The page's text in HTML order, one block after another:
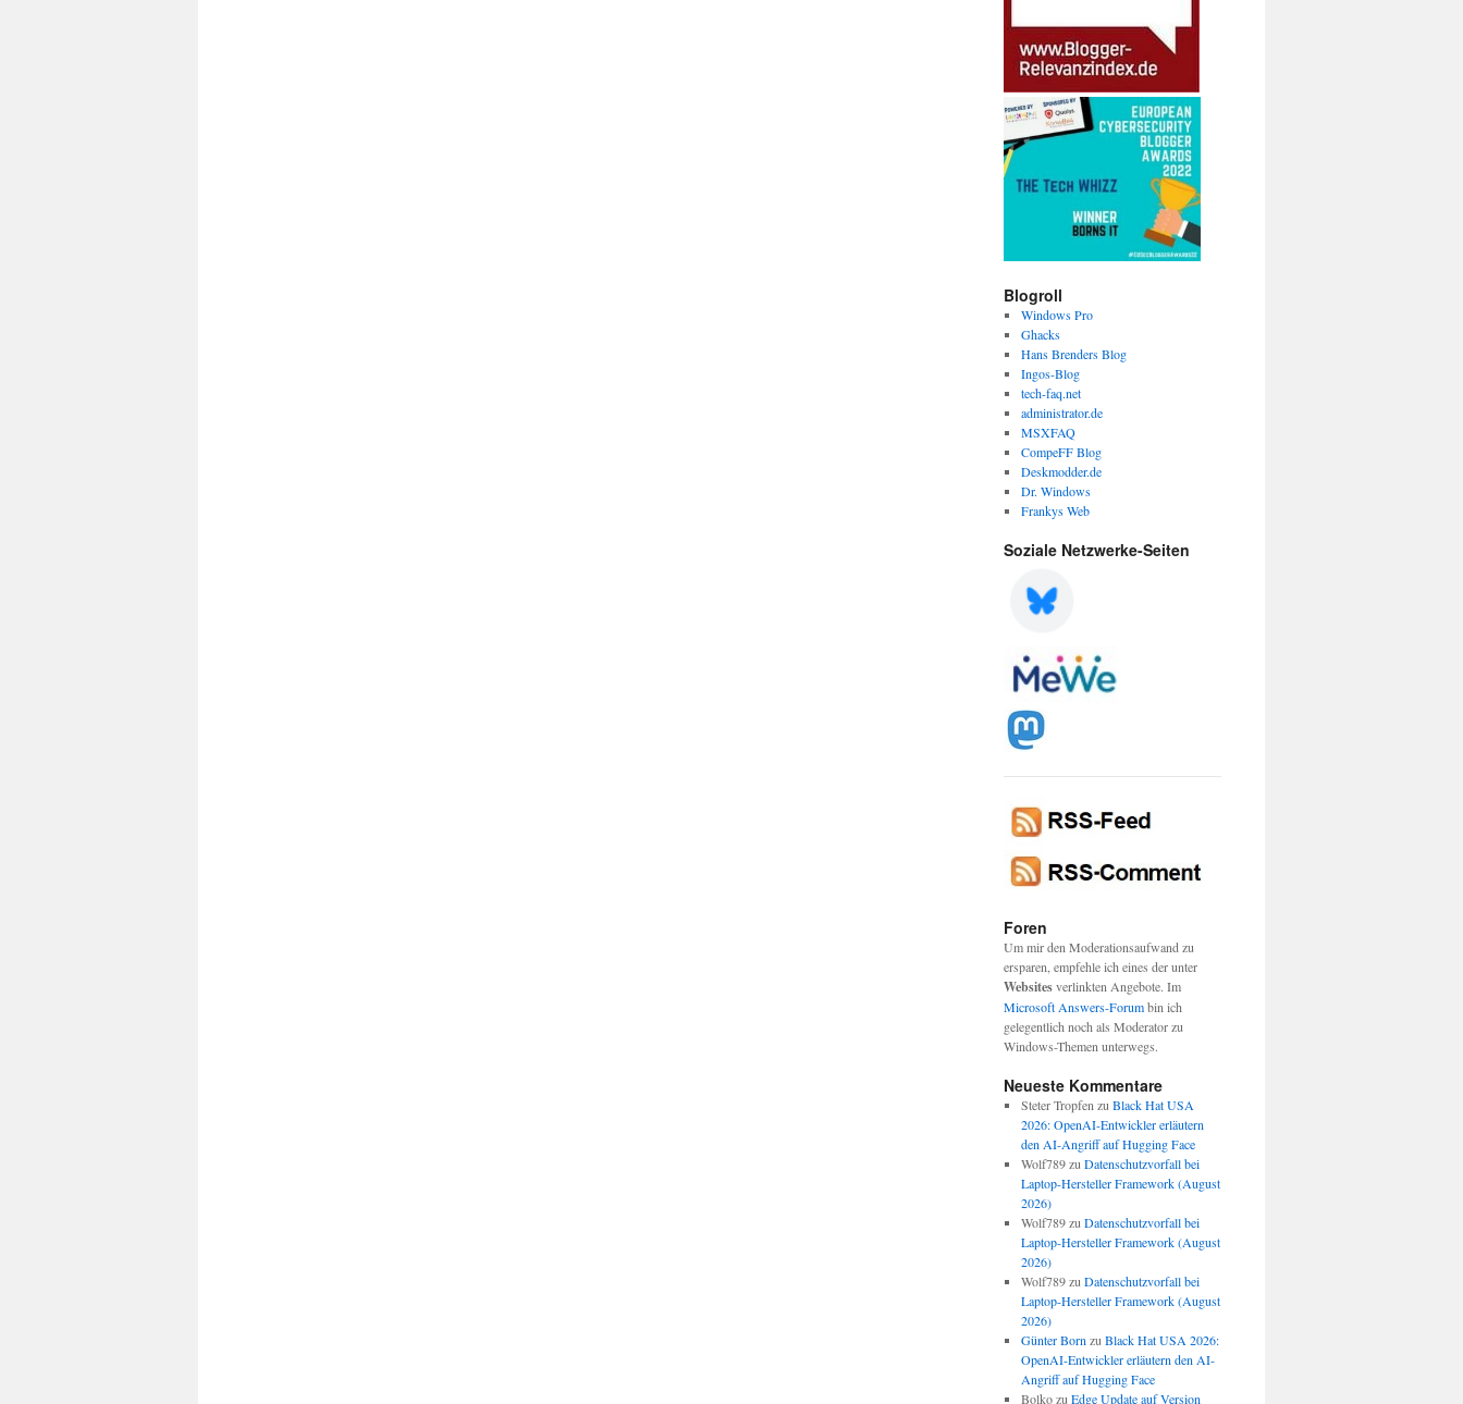
Blogroll
Windows Pro
Ghacks
Hans Brenders Blog
Ingos-Blog
tech-faq.net
administrator.de
MSXFAQ
CompeFF Blog
Deskmodder.de
Dr. Windows
Frankys Web
Soziale Netzwerke-Seiten
Foren
Um mir den Moderationsaufwand zu
ersparen, empfehle ich eines der unter
Websitesverlinkten Angebote. Im
Microsoft Answers-Forumbin ich
gelegentlich noch als Moderator zu
Windows-Themen unterwegs.
Neueste Kommentare
Steter Tropfen zu Black Hat USA
2026: OpenAI-Entwickler erläutern
den AI-Angriff auf Hugging Face
Wolf789zu Datenschutzvorfall bei
Laptop-Hersteller Framework (August
2026)
Wolf789zu Datenschutzvorfall bei
Laptop-Hersteller Framework (August
2026)
Wolf789zu Datenschutzvorfall bei
Laptop-Hersteller Framework (August
2026)
Günter Born zu Black Hat USA 2026:
OpenAI-Entwickler erläutern den AI-
Angriff auf Hugging Face
Bolkozu Edge Update auf Version